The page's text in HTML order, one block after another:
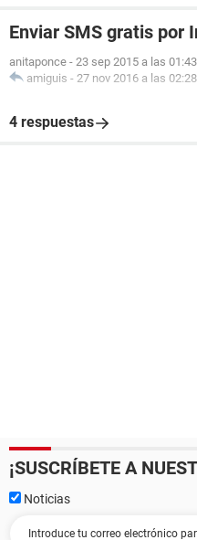
Enviar SMS gratis por
anitaponce - 23 sep 2015 a las 01:43
amiguis - 27 nov 2016 a las 02:28
4 respuestas
¡SUSCRÍBETE A
Noticias